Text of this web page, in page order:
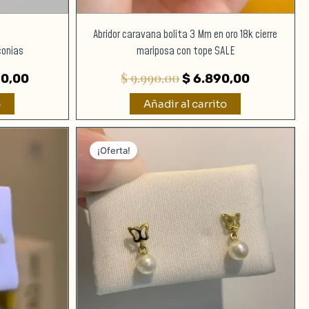
Abridor caravana bolita 3 Mm en oro 18k cierre
mariposa con tope SALE
$9.990,00$6.890,00
Añadir al carrito
$ 4.290,00.
¡Oferta!
original
era:
$ 7.300,00.
actual
es:
$